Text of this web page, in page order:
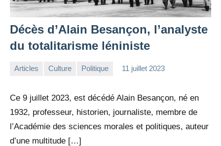
Décès d’Alain Besançon, l’analyste
du totalitarisme léniniste
Articles Culture Politique 11 juillet 2023
Ce 9 juillet 2023, est décédé Alain Besançon, né en
1932, professeur, historien, journaliste, membre de
l’Académie des sciences morales et politiques, auteur
d’une multitude […]